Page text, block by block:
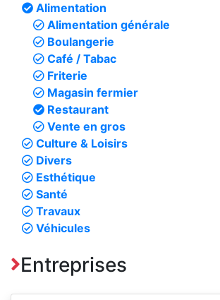
Alimentation
Alimentation générale
Boulangerie
Café / Tabac
Friterie
Magasin fermier
Restaurant
Vente en gros
Culture & Loisirs
Divers
Esthétique
Santé
Travaux
Véhicules
Entreprises